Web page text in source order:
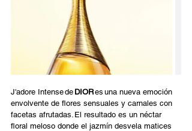
J'adore Intense de DIOR es una nueva emoción
envolvente de flores sensuales y carnales con
facetas afrutadas. El resultado es un néctar
floral meloso donde el jazmín desvela matices